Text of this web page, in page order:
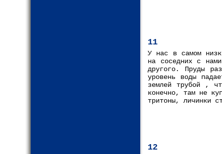
11
У нас в самом
на соседних с
другого. Пруды
уровень воды
землей трубой ,
конечно, там не
тритоны, личинки
12